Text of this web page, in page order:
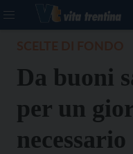
Da buoni
per un
necessario